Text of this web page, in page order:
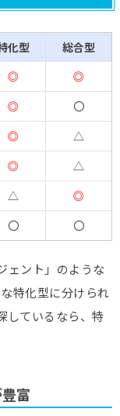
化型
総合型
◎
◎
◎
〇
◎
△
◎
△
△
◎
〇 〇
ェント」のような
特化型に分けられ
しているなら、特
富